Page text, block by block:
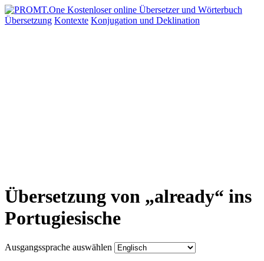
Übersetzung Kontexte Konjugation und Deklination
Übersetzung von „already“ ins
Portugiesische
Ausgangssprache auswählen